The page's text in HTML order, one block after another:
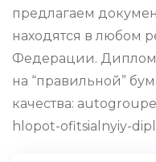
предлагаем
находятся в любом
Федерации.
на “правильной”
качества:
hlopot-ofitsialnyiy-